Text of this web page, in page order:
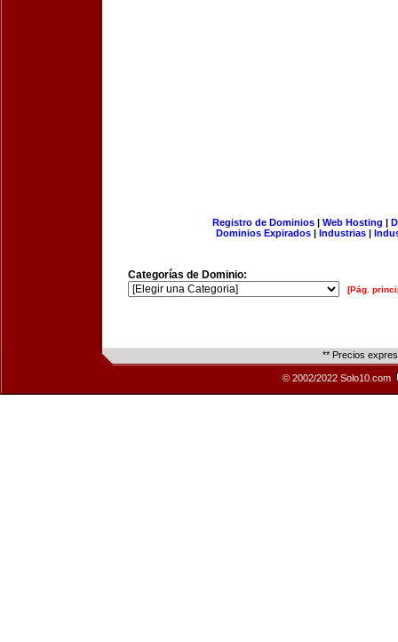
Registro de Dominios| Web Hosting |
Dominios Expirados | Industrias |
Categorías de Dominio:
[Pág.
** Precios
© 2002/2022 Solo10.com